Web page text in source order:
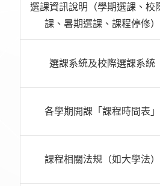
選課資訊說明（學期選課、校
課、暑期選課、課程停修）
選課系統及校際選課系統
各學期開課「課程時間表」
課程相關法規（如大學法）